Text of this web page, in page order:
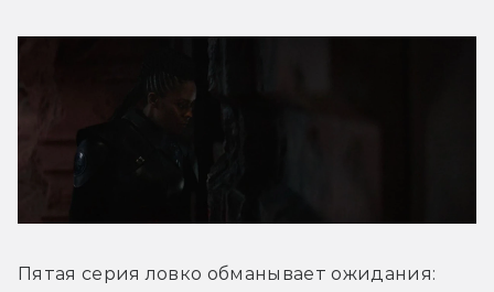
Пятая серия ловко обманывает ожидания: